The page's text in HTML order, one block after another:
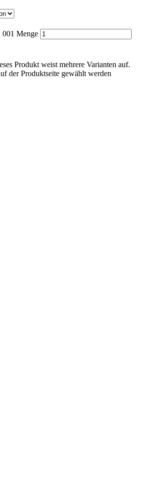
001 Menge
Produkt weist mehrere Varianten auf.
der Produktseite gewählt werden